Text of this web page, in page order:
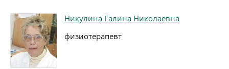
Никулина Галина Николаевна
физиотерапевт